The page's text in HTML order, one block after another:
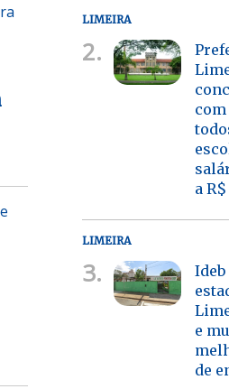
LIMEIRA
2.
com
a
LIMEIRA
3.
Ideb
e
de